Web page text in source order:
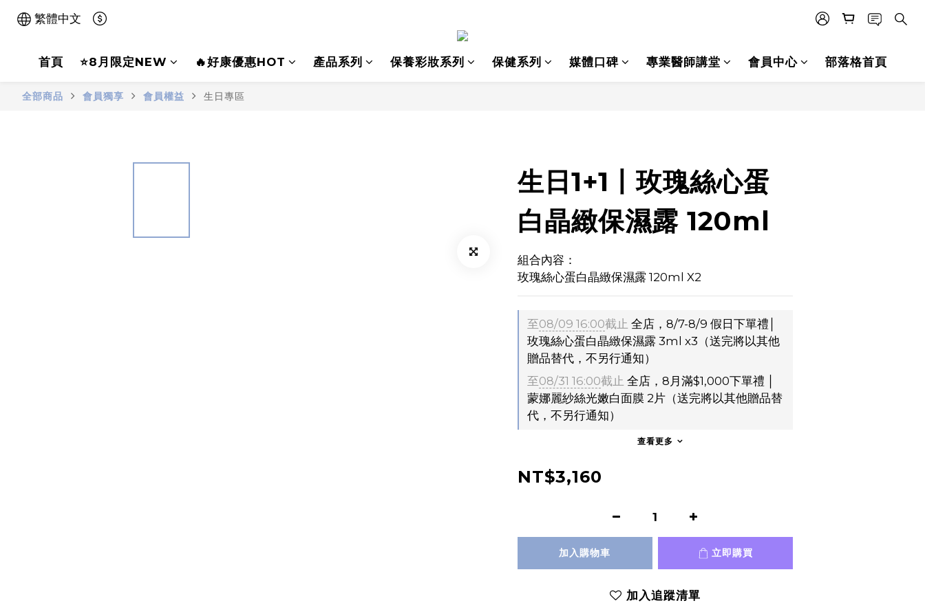
繁體中文
首頁 ⭐8月限定NEW 🔥好康優惠HOT 產品系列 保養彩妝系列 保健系列 媒體口碑 專業醫師講堂 會員中心 部落格首頁
全部商品 會員獨享 會員權益 生日專區
生日1+1丨玫瑰絲心蛋
白晶緻保濕露 120ml
組合內容：
玫瑰絲心蛋白晶緻保濕露 120ml X2
至08/09 16:00截止 全店，8/7-8/9 假日下單禮│
玫瑰絲心蛋白晶緻保濕露 3ml x3（送完將以其他
贈品替代，不另行通知）
至08/31 16:00截止 全店，8月滿$1,000下單禮 │
蒙娜麗紗絲光嫩白面膜 2片（送完將以其他贈品替
代，不另行通知）
查看更多
NT$3,160
加入購物車 立即購買
加入追蹤清單